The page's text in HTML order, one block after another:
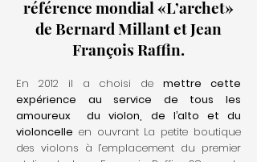
référence mondial «L’archet»
de Bernard Millant et Jean
François Raffin.
En 2012 il a choisi demettre cette
expérience au service de tous les
amoureux du violon, de l’alto et du
violoncelle en ouvrant La petite boutique
des violons à l’emplacement du premier